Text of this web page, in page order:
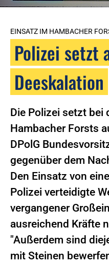
EINSATZ IM HAMBACHER
Polizei setzt
Deeskalation
Die Polizei setzt bei
Hambacher Forsts
DPolG
gegenüber dem
Den Einsatz von
Polizei verteidigte
vergangener
ausreichend Kräfte
"Außerdem sind
mit Steinen